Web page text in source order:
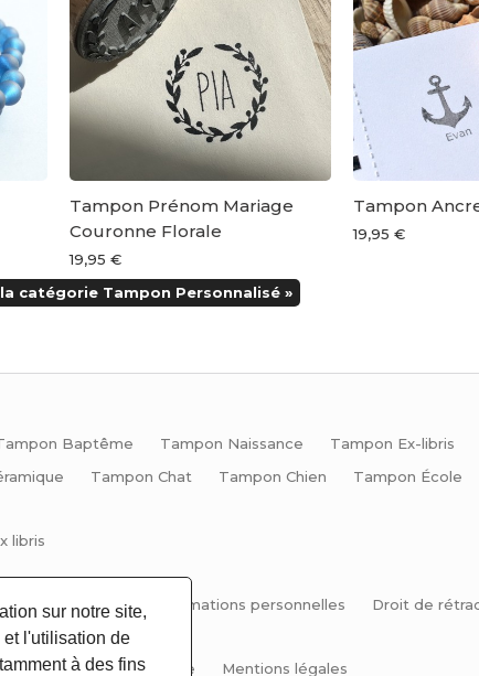
sur notre site,
l'utilisation de
à des fins
Tampon Prénom Mariage
Couronne Florale
19,95 €
Tampon
19,95 €
catégorie Tampon Personnalisé »
Baptême Tampon Naissance Tampon Ex-libris
Tampon Chat Tampon Chien Tampon École
libris
Mes informations personnelles Droit de
Plan du site Mentions légales